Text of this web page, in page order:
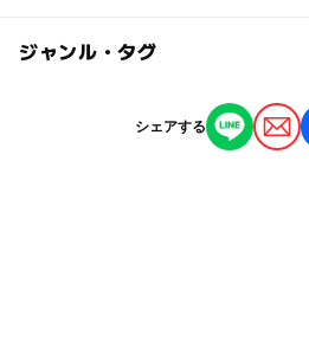
駐車場あり
ー 託
ジャンル・タグ
体験施設
シェアする